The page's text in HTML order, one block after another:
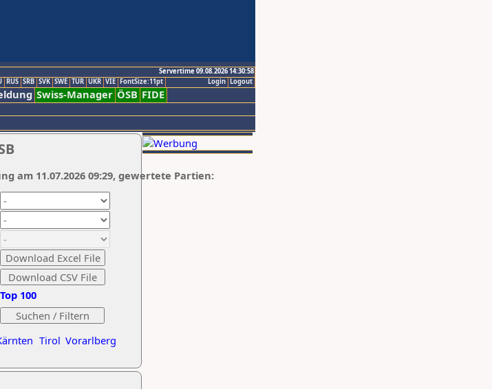
Servertime 09.08.2026 14:30:58
Logout
Login
RUS SRB SVK SWE TUR UKR VIE FontSize:11pt
Swiss-Manager ÖSB FIDE
Tirol Vorarlberg
Top 100
am 11.07.2026 09:29, gewertete Partien: